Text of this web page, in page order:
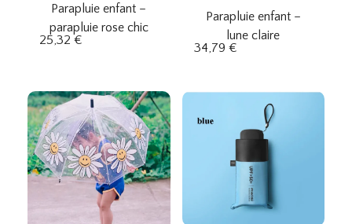
Parapluie enfant –
parapluie rose chic
25,32 €
Parapluie enfant –
lune claire
34,79 €